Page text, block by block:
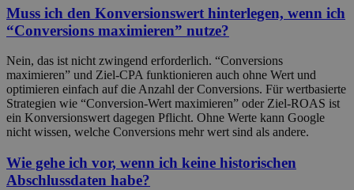
Muss ich den Konversionswert hinterlegen, wenn ich
“Conversions maximieren” nutze?
Nein, das ist nicht zwingend erforderlich. “Conversions
maximieren” und Ziel-CPA funktionieren auch ohne Wert und
optimieren einfach auf die Anzahl der Conversions. Für wertbasierte
Strategien wie “Conversion-Wert maximieren” oder Ziel-ROAS ist
ein Konversionswert dagegen Pflicht. Ohne Werte kann Google
nicht wissen, welche Conversions mehr wert sind als andere.
Wie gehe ich vor, wenn ich keine historischen
Abschlussdaten habe?